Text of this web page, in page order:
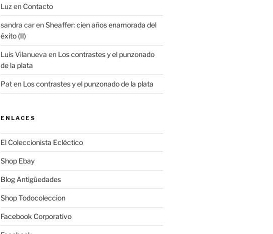
Luz en Contacto
sandra carenSheaffer: cien años enamorada del
éxito (II)
Luis Vilanueva en Los contrastes y el punzonado
de la plata
Paten Los contrastes y el punzonado de la plata
ENLACES
El Coleccionista Ecléctico
Shop Ebay
Blog Antigüedades
Shop Todocoleccion
Facebook Corporativo